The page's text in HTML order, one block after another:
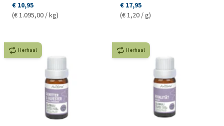
€ 10,95
(€ 1.095,00 / kg)
€ 17,95
(€ 1,20 / g)
Herhaal Herhaal